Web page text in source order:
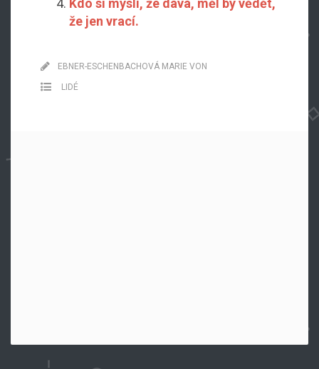
Kdo si myslí, že dává, měl by vědět,
že jen vrací.
EBNER-ESCHENBACHOVÁ MARIE VON
LIDÉ